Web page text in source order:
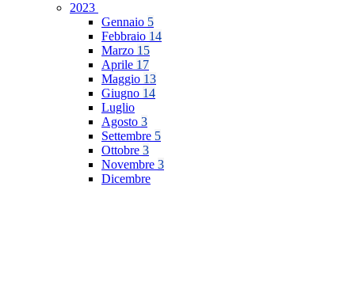
2023
Gennaio 5
Febbraio 14
Marzo 15
Aprile 17
Maggio 13
Giugno 14
Luglio
Agosto 3
Settembre 5
Ottobre 3
Novembre 3
Dicembre